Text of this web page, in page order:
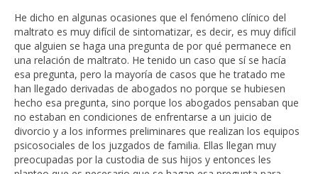
He dicho en algunas ocasiones que el fenómeno clínico del
maltrato es muy difícil de sintomatizar, es decir, es muy difícil
que alguien se haga una pregunta de por qué permanece en
una relación de maltrato. He tenido un caso que sí se hacía
esa pregunta, pero la mayoría de casos que he tratado me
han llegado derivadas de abogados no porque se hubiesen
hecho esa pregunta, sino porque los abogados pensaban que
no estaban en condiciones de enfrentarse a un juicio de
divorcio y a los informes preliminares que realizan los equipos
psicosociales de los juzgados de familia. Ellas llegan muy
preocupadas por la custodia de sus hijos y entonces les